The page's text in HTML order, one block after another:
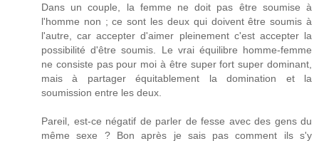
Dans un couple, la femme ne doit pas être soumise à
l'homme non ; ce sont les deux qui doivent être soumis à
l'autre, car accepter d'aimer pleinement c'est accepter la
possibilité d'être soumis. Le vrai équilibre homme-femme
ne consiste pas pour moi à être super fort super dominant,
mais à partager équitablement la domination et la
soumission entre les deux.
Pareil, est-ce négatif de parler de fesse avec des gens du
même sexe ? Bon après je sais pas comment ils s'y